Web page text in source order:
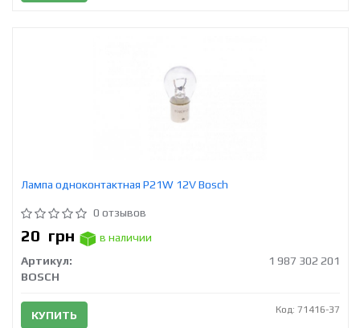
Лампа одноконтактная P21W 12V Bosch
0 отзывов
20 грн
в наличии
Артикул:
1 987 302 201
BOSCH
КУПИТЬ Код: 71416-37